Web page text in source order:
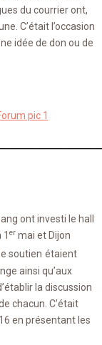
du courrier ont,
C’était l’occasion
idée de don ou de
ont investi le hall
ermai et Dijon
soutien étaient
ainsi qu’aux
la discussion
chacun. C’était
en présentant les